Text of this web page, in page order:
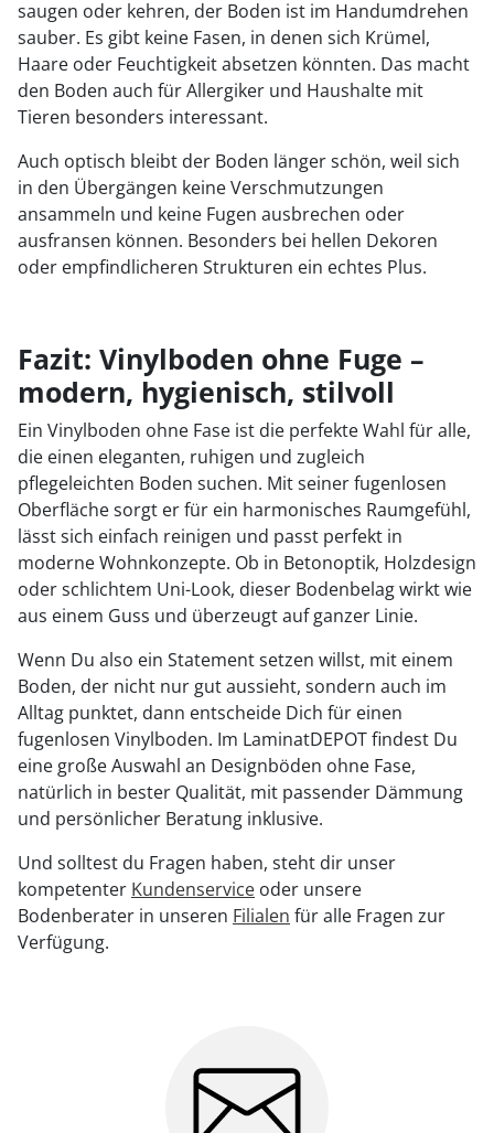
saugen oder kehren, der Boden ist im Handumdrehen
sauber. Es gibt keine Fasen, in denen sich Krümel,
Haare oder Feuchtigkeit absetzen könnten. Das macht
den Boden auch für Allergiker und Haushalte mit
Tieren besonders interessant.
Auch optisch bleibt der Boden länger schön, weil sich
in den Übergängen keine Verschmutzungen
ansammeln und keine Fugen ausbrechen oder
ausfransen können. Besonders bei hellen Dekoren
oder empfindlicheren Strukturen ein echtes Plus.
Fazit: Vinylboden ohne Fuge –
modern, hygienisch, stilvoll
Ein Vinylboden ohne Fase ist die perfekte Wahl für alle,
die einen eleganten, ruhigen und zugleich
pflegeleichten Boden suchen. Mit seiner fugenlosen
Oberfläche sorgt er für ein harmonisches Raumgefühl,
lässt sich einfach reinigen und passt perfekt in
moderne Wohnkonzepte. Ob in Betonoptik, Holzdesign
oder schlichtem Uni-Look, dieser Bodenbelag wirkt wie
aus einem Guss und überzeugt auf ganzer Linie.
Wenn Du also ein Statement setzen willst, mit einem
Boden, der nicht nur gut aussieht, sondern auch im
Alltag punktet, dann entscheide Dich für einen
fugenlosen Vinylboden. Im LaminatDEPOT findest Du
eine große Auswahl an Designböden ohne Fase,
natürlich in bester Qualität, mit passender Dämmung
und persönlicher Beratung inklusive.
Und solltest du Fragen haben, steht dir unser
kompetenter Kundenservice oder unsere
Bodenberater in unseren Filialen für alle Fragen zur
Verfügung.